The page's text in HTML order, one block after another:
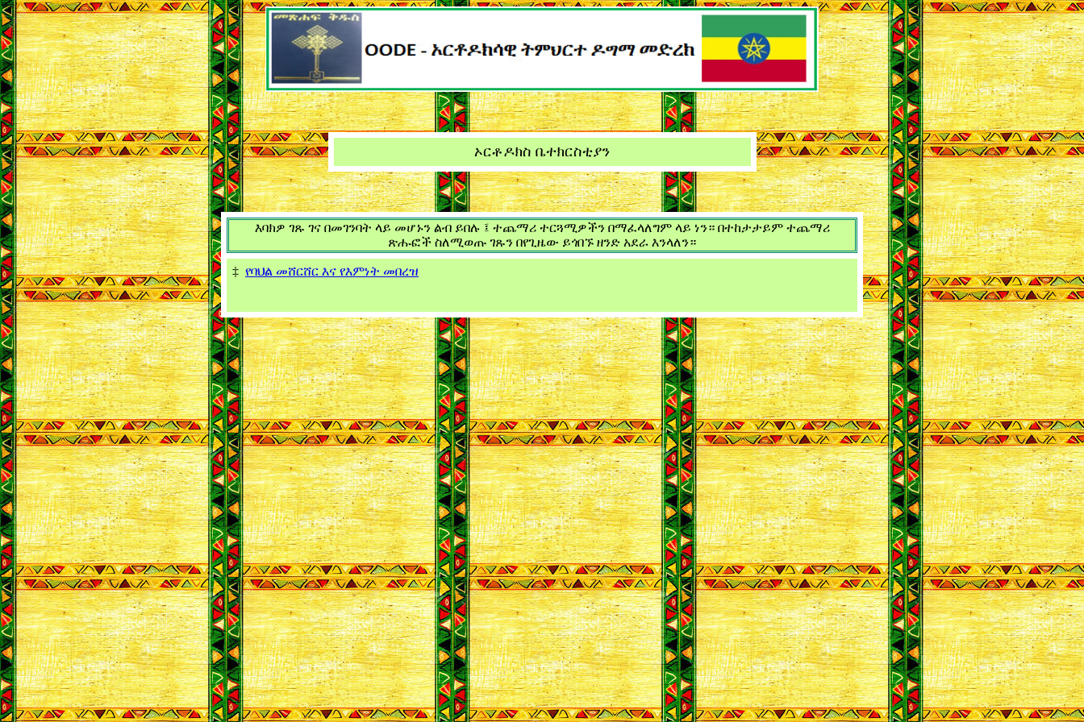
ኦርቶዶክስ ቤተክርስቲያን
እባክዎ ገጹ ገና በመገንባት ላይ መሆኑን ልብ ይበሉ ፤ ተጨማሪ ተርጓሚዎችን በማፈላለግም ላይ ነን። በተከታታይም ተጨማሪ
ጽሑፎች ስለሚወጡ ገጹን በየጊዜው ይጎበኙ ዘንድ አደራ እንላለን።
‡ የባህል መሸርሸር እና የእምነት መበረዝ